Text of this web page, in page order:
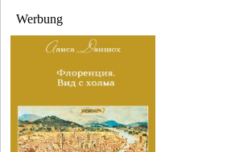
Werbung